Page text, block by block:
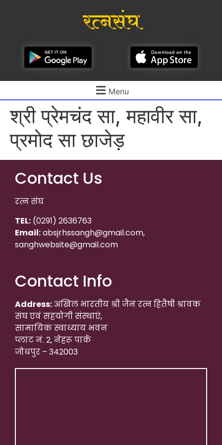
रत्नसंघ
Menu
श्री प्रेमचंद सा, महावीर सा,
प्रमोद सा छाजेड़
Contact Us
रत्न संघ
TEL: (0291) 2636763
Email:absjrhssangh@gmail.com,
sanghwebsite@gmail.com
Contact Info
Address:अखिल भारतीय श्री जैन रत्न हितैषी श्रावक
संघ एवं सहयोगी संस्थाएं,
सामायिक स्वाध्याय भवन
प्लाट नं. 2, नेहरू पार्क
जोधपुर – 342003